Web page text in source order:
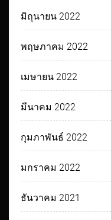
มิถุนายน 2022
พฤษภาคม 2022
เมษายน 2022
มีนาคม 2022
กุมภาพันธ์ 2022
มกราคม 2022
ธันวาคม 2021